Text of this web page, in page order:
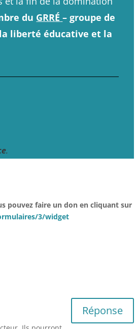
du GRRÉ – groupe de
liberté éducative et la
.
pouvez faire un don en cliquant sur
3/widget
Réponse